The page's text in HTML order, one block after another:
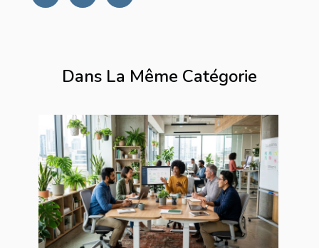
Dans La Même Catégorie